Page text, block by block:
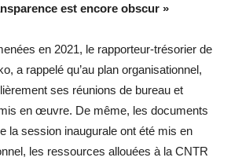
est encore obscur »
en 2021, le rapporteur-trésorier de
a rappelé qu’au plan organisationnel,
ses réunions de bureau et
en œuvre. De même, les documents
la session inaugurale ont été mis en
les ressources allouées à la CNTR